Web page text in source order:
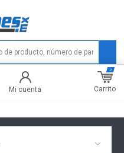
Mi cuenta Carrito
0